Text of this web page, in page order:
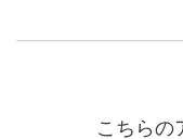
こちらの